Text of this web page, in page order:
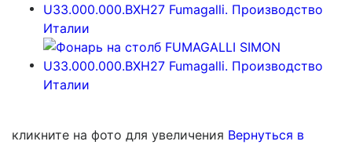
кликните на фото для увеличения Вернуться в